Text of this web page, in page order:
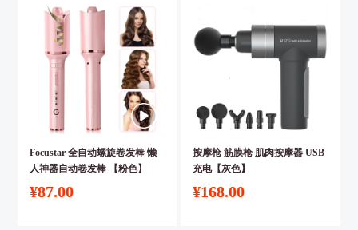
Focustar 全自动螺旋卷发棒 懒
人神器自动卷发棒 【粉色】
¥87.00
按摩枪 筋膜枪 肌肉按摩器 USB
充电【灰色】
¥168.00